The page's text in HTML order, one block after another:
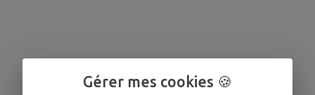
Gérer mes cookies 🍪